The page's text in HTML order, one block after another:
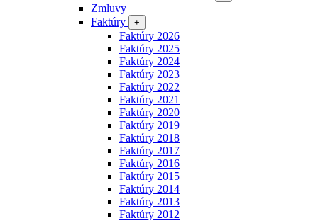
Zmluvy
Faktúry
+
Faktúry 2026
Faktúry 2025
Faktúry 2024
Faktúry 2023
Faktúry 2022
Faktúry 2021
Faktúry 2020
Faktúry 2019
Faktúry 2018
Faktúry 2017
Faktúry 2016
Faktúry 2015
Faktúry 2014
Faktúry 2013
Faktúry 2012